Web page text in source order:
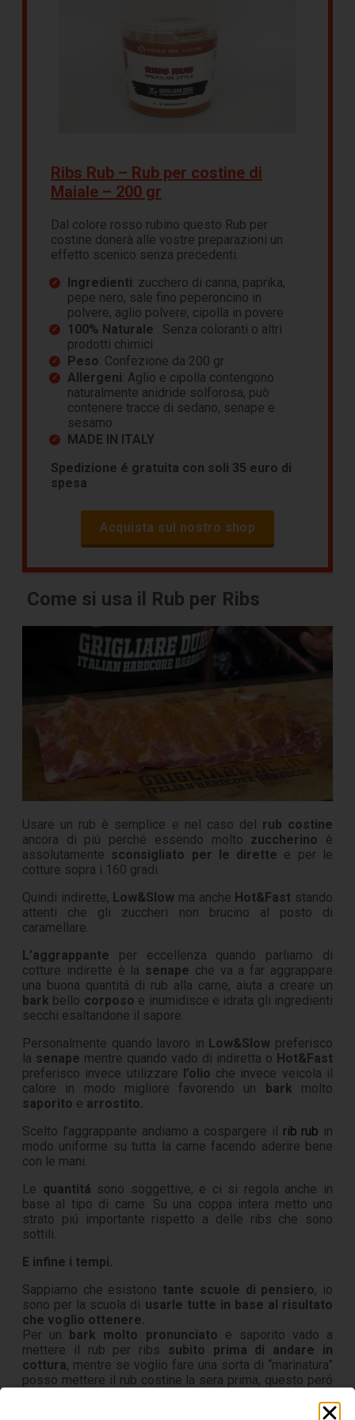
Ribs Rub – Rub per costine di
Maiale – 200 gr
Dal colore rosso rubino questo Rub per
costine donerà alle vostre preparazioni un
effetto scenico senza precedenti.
Ingredienti: zucchero di canna, paprika,
pepe nero, sale fino peperoncino in
polvere, aglio polvere, cipolla in povere
100% Naturale : Senza coloranti o altri
prodotti chimici
Peso: Confezione da 200 gr
Allergeni: Aglio e cipolla contengono
naturalmente anidride solforosa, può
contenere tracce di sedano, senape e
sesamo
MADE IN ITALY
Spedizione é gratuita con soli 35 euro di
spesa
Acquista sul nostro shop
Come si usa il Rub per Ribs
Usare un rub è semplice e nel caso del rub costine
ancora di piú perché essendo molto zuccherino è
assolutamente sconsigliato per le dirette e per le
cotture sopra i 160 gradi.
Quindi indirette, Low&Slow ma anche Hot&Fast stando
attenti che gli zuccheri non brucino al posto di
caramellare.
L’aggrappante per eccellenza quando parliamo di
cotture indirette è la senape che va a far aggrappare
una buona quantitá di rub alla carne, aiuta a creare un
bark bello corposo e inumidisce e idrata gli ingredienti
secchi esaltandone il sapore.
Personalmente quando lavoro in Low&Slow preferisco
la senape mentre quando vado di indiretta o Hot&Fast
preferisco invece utilizzare l’olio che invece veicola il
calore in modo migliore favorendo un bark molto
saporito e arrostito.
Scelto l’aggrappante andiamo a cospargere il rib rub in
modo uniforme su tutta la carne facendo aderire bene
con le mani.
Le quantitá sono soggettive, e ci si regola anche in
base al tipo di carne. Su una coppa intera metto uno
strato piú importante rispetto a delle ribs che sono
sottili.
E infine i tempi.
Sappiamo che esistono tante scuole di pensiero, io
sono per la scuola di usarle tutte in base al risultato
che voglio ottenere.
Per un bark molto pronunciato e saporito vado a
mettere il rub per ribs subito prima di andare in
cottura, mentre se voglio fare una sorta di “marinatura”
posso mettere il rub costine la sera prima, questo peró